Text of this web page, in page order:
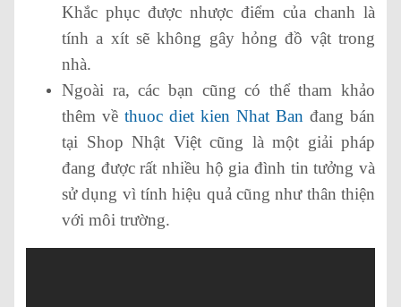
Khắc phục được nhược điểm của chanh là
tính a xít sẽ không gây hỏng đồ vật trong
nhà.
Ngoài ra, các bạn cũng có thể tham khảo
thêm về thuoc diet kien Nhat Ban đang bán
tại Shop Nhật Việt cũng là một giải pháp
đang được rất nhiều hộ gia đình tin tưởng và
sử dụng vì tính hiệu quả cũng như thân thiện
với môi trường.